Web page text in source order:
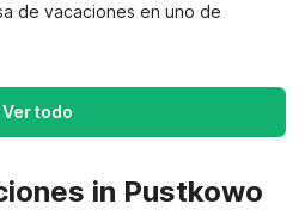
de vacaciones en uno de
Ver todo
in Pustkowo